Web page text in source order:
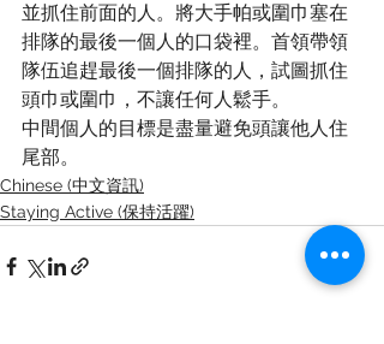
並抓住前面的人。將大手帕或圍巾塞在
排隊的最後一個人的口袋裡。首領帶領
隊伍追趕最後一個排隊的人，試圖抓住
頭巾或圍巾，不讓任何人鬆手。
中間個人的目標是盡量避免頭讓他人住
尾部。
Chinese (中文資訊)
Staying Active (保持活躍)